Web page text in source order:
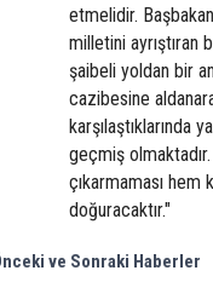
etmelidir.
milletini ayrıştıran
şaibeli yoldan bir
cazibesine
karşılaştıklarında
geçmiş
çıkarmaması hem
doğuracaktır."
ve Sonraki Haberler